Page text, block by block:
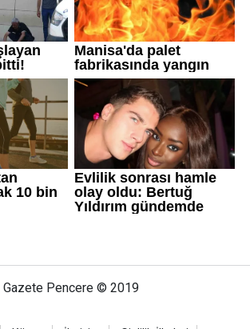
Gazete Pencere © 2019